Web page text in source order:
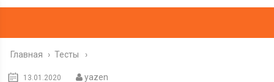
Главная › Тесты
13.01.2020 yazen